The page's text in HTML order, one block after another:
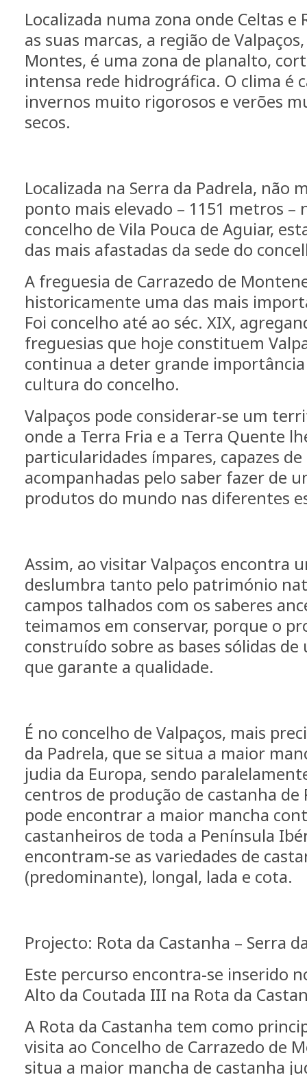
Localizada numa zona onde Celtas e
as suas marcas, a região de
Montes, é uma zona de planalto,
intensa rede hidrográfica. O clima é
invernos muito rigorosos e verões
secos.
Localizada na Serra da Padrela, não
ponto mais elevado – 1151 metros –
concelho de Vila Pouca de Aguiar,
das mais afastadas da sede do
A freguesia de Carrazedo de
historicamente uma das mais
Foi concelho até ao séc. XIX,
freguesias que hoje constituem
continua a deter grande
cultura do concelho.
Valpaços pode considerar-se um
onde a Terra Fria e a Terra Quente
particularidades ímpares, capazes
acompanhadas pelo saber fazer de
produtos do mundo nas diferentes
Assim, ao visitar Valpaços encontra
deslumbra tanto pelo património
campos talhados com os saberes
teimamos em conservar, porque o
construído sobre as bases sólidas
que garante a qualidade.
É no concelho de Valpaços, mais
da Padrela, que se situa a maior
judia da Europa, sendo
centros de produção de castanha de
pode encontrar a maior mancha
castanheiros de toda a Península
encontram-se as variedades de
(predominante), longal, lada e cota.
Projecto: Rota da Castanha – Serra
Este percurso encontra-se inserido
Alto da Coutada III na Rota da
A Rota da Castanha tem como
visita ao Concelho de Carrazedo de
situa a maior mancha de castanha